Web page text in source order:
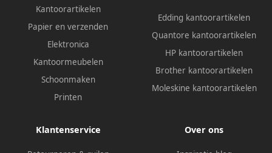
Kantoorartikelen
Papier en verzenden
Elektronica
Kantoormeubelen
Schoonmaken
Printen
Edding kantoorartikelen
Quantore kantoorartikelen
HP kantoorartikelen
Brother kantoorartikelen
Moleskine kantoorartikelen
Klantenservice Over ons